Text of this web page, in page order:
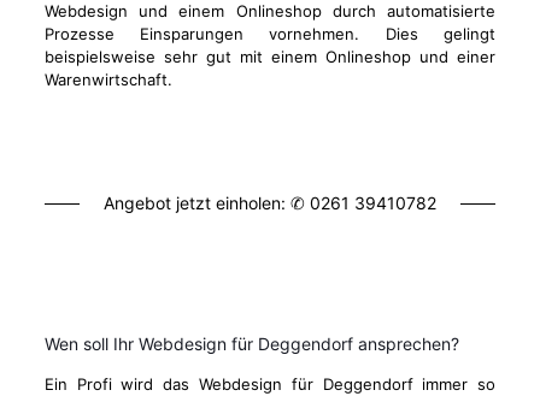
Webdesign und einem Onlineshop durch automatisierte
Prozesse Einsparungen vornehmen. Dies gelingt
beispielsweise sehr gut mit einem Onlineshop und einer
Warenwirtschaft.
Angebot jetzt einholen: ✆ 0261 39410782
Wen soll Ihr Webdesign für Deggendorf ansprechen?
Ein Profi wird das Webdesign für Deggendorf immer so